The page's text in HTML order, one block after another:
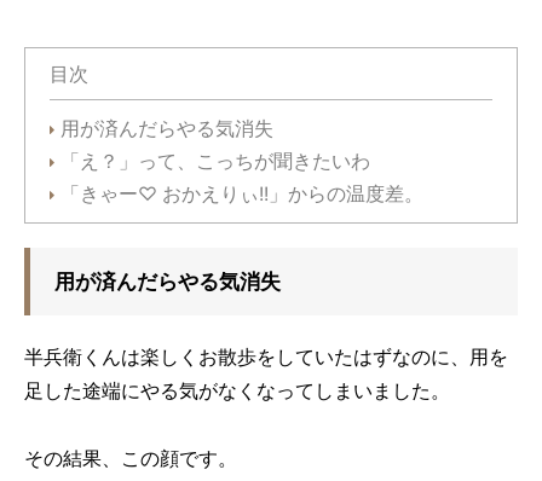
目次
用が済んだらやる気消失
「え？」って、こっちが聞きたいわ
「きゃー♡ おかえりぃ!!」からの温度差。
用が済んだらやる気消失
半兵衛くんは楽しくお散歩をしていたはずなのに、用を
足した途端にやる気がなくなってしまいました。
その結果、この顔です。